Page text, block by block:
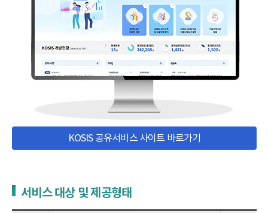
KOSIS 공유서비스 사이트 바로가기
서비스 대상 및 제공형태